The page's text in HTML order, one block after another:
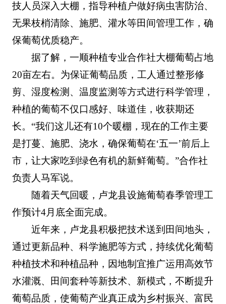
技人员深入大棚，指导种植户做好病虫害防治、
无果枝梢清除、施肥、灌水等田间管理工作，确
保葡萄优质稳产。
据了解，一顺种植专业合作社大棚葡萄占地
20亩左右。为保证葡萄品质，工人通过整形修
剪、湿度检测、温度监测等方式进行科学管理，
种植的葡萄不仅口感好、味道佳，收获期还
长。“我们这儿还有10个暖棚，现在的工作主要
是打蔓、施肥、浇水，确保葡萄在‘五一’前后上
市，让大家吃到绿色有机的新鲜葡萄。”合作社
负责人马军说。
随着天气回暖，卢龙县设施葡萄春季管理工
作预计4月底全面完成。
近年来，卢龙县积极把技术送到田间地头，
通过更新品种、科学施肥等方式，持续优化葡萄
种植技术和种植品种，因地制宜推广运用高效节
水灌溉、田间套种等新技术、新模式，不断提升
葡萄品质，使葡萄产业真正成为乡村振兴、富民